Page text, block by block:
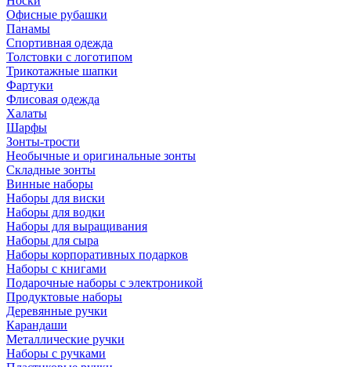
Офисные рубашки
Панамы
Спортивная одежда
Толстовки с логотипом
Трикотажные шапки
Фартуки
Флисовая одежда
Халаты
Шарфы
Зонты-трости
Необычные и оригинальные зонты
Складные зонты
Винные наборы
Наборы для виски
Наборы для водки
Наборы для выращивания
Наборы для сыра
Наборы корпоративных подарков
Наборы с книгами
Подарочные наборы с электроникой
Продуктовые наборы
Деревянные ручки
Карандаши
Металлические ручки
Наборы с ручками